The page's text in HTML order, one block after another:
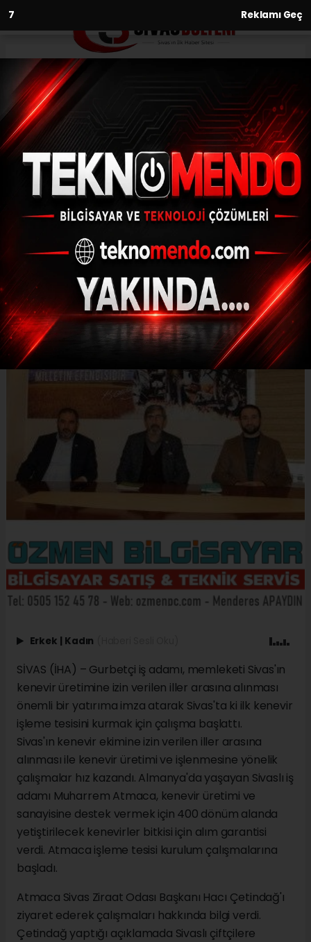
6 Reklamı Geç
Anasayfa
Kenevir sanayisinde ilk adım
03.03.2021 - 09:38, Güncelleme: 03.03.2021 - 09:38
SİVAS (İHA) – Gurbetçi iş adamı, memleketi
Sivas'ın kenevir üretimine izin verilen iller
arasına alınması önemli bir yatırıma imza
atarak Sivas'ta...
ABONE OL
Erkek | Kadın
SİVAS (İHA) – Gurbetçi iş adamı, memleketi Sivas'ın
kenevir üretimine izin verilen iller arasına alınması
önemli bir yatırıma imza atarak Sivas'ta ki ilk kenevir
işleme tesisini kurmak için çalışma başlattı.
Sivas'ın kenevir ekimine izin verilen iller arasına
alınması ile kenevir üretimi ve işlenmesine yönelik
çalışmalar hız kazandı. Almanya'da yaşayan Sivaslı iş
adamı Muharrem Atmaca, kenevir üretimi ve
sanayisine destek vermek için 400 dönüm alanda
yetiştirilecek kenevirler bitkisi için alım garantisi
verdi. Atmaca işleme tesisi kurulum çalışmalarına
başladı.
Atmaca Sivas Ziraat Odası Başkanı Hacı Çetindağ'ı
ziyaret ederek çalışmaları hakkında bilgi verdi.
Çetindağ yaptığı açıklamada Sivaslı çiftçilere